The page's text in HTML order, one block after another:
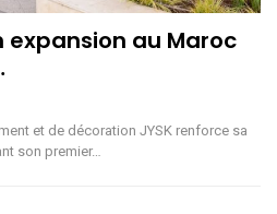
expansion au Maroc
et de décoration JYSK renforce sa
son premier…